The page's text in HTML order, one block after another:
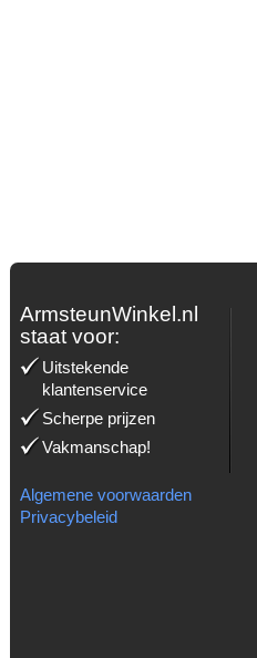
ArmsteunWinkel.nl
staat voor:
Uitstekende
klantenservice
Scherpe prijzen
Vakmanschap!
Algemene voorwaarden
Privacybeleid